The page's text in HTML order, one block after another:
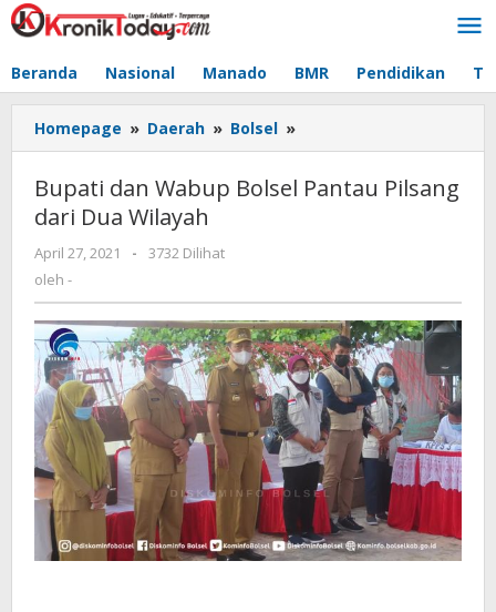
Lewati
ke
Beranda Nasional Manado BMR Pendidikan
Homepage » Daerah » Bolsel »
dan
Bolsel
Bupati dan Wabup Bolsel Pantau Pilsang
dari Dua Wilayah
April 27, 2021
oleh
-
3732 Dilihat
oleh -